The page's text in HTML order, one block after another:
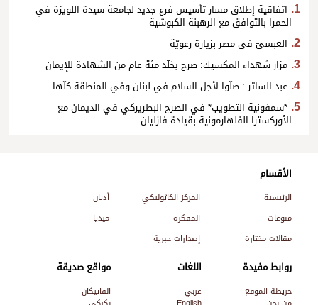
اتفاقية إطلاق مسار تأسيس فرع جديد لجامعة سيدة اللويزة في
الحمرا بالتوافق مع الرهبنة الكبوشية
العبسيّ في مصر بزيارة رعويّة
مزار شهداء المكسيك: صرح يخلّد مئة عام من الشهادة للإيمان
عبد الساتر : صلّوا لأجل السلام في لبنان وفي المنطقة كلّها
*سمفونية التطويب* في الصرح البطريركي في الديمان مع
الأوركسترا الفلهارمونية بقيادة فازليان
الأقسام
الرئيسية المركز الكاثوليكي
أديان
منوعات
المفكرة
ميديا
مقالات مختارة
إصدارات حبرية
روابط مفيدة
خريطة الموقع
اللغات
عربي
مواقع صديقة
الفاتيكان